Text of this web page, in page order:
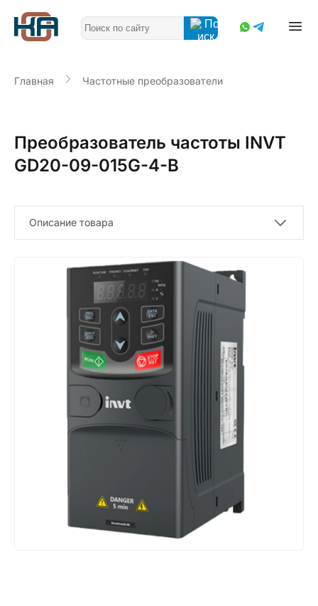
Главная Частотные преобразователи
Преобразователь частоты INVT
GD20-09-015G-4-B
Описание товара